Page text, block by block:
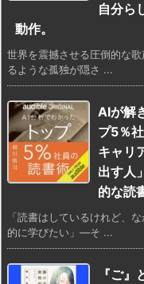
自分ら
動作。
世界を震撼させる圧倒的な
るような孤独が隠さ ...
AIが解
プ5％
キャリ
出す人
的な読
「読書はしているけれど、
的に学びたい」—そ ...
『ご